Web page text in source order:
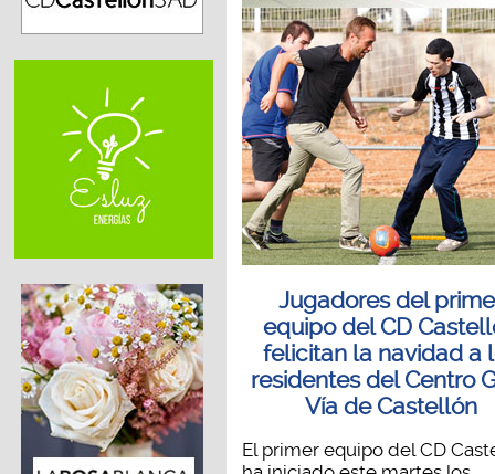
Jugadores del
equipo del CD
felicitan la navidad a
residentes del Centro
Vía de Castellón
El primer equipo del CD